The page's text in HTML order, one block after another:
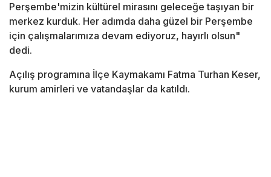
Perşembe'mizin kültürel mirasını geleceğe taşıyan bir
merkez kurduk. Her adımda daha güzel bir Perşembe
için çalışmalarımıza devam ediyoruz, hayırlı olsun"
dedi.
Açılış programına İlçe Kaymakamı Fatma Turhan Keser,
kurum amirleri ve vatandaşlar da katıldı.